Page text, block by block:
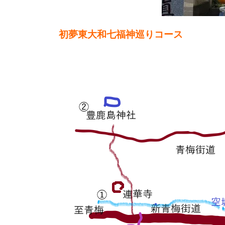
初夢東大和七福神巡りコース